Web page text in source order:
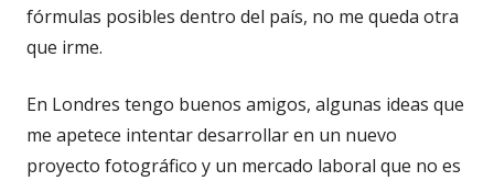
fórmulas posibles dentro del país, no me queda otra
que irme.
En Londres tengo buenos amigos, algunas ideas que
me apetece intentar desarrollar en un nuevo
proyecto fotográfico y un mercado laboral que no es